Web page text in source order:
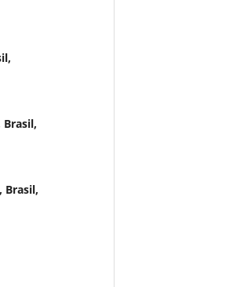
Brasil,